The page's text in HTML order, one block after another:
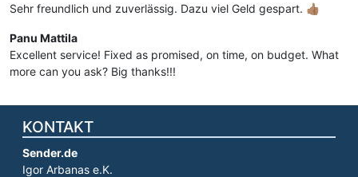
Sehr freundlich und zuverlässig. Dazu viel Geld gespart. 👍🏽
Panu Mattila
Excellent service! Fixed as promised, on time, on budget. What
more can you ask? Big thanks!!!
KONTAKT
Sender.de
Igor Arbanas e.K.